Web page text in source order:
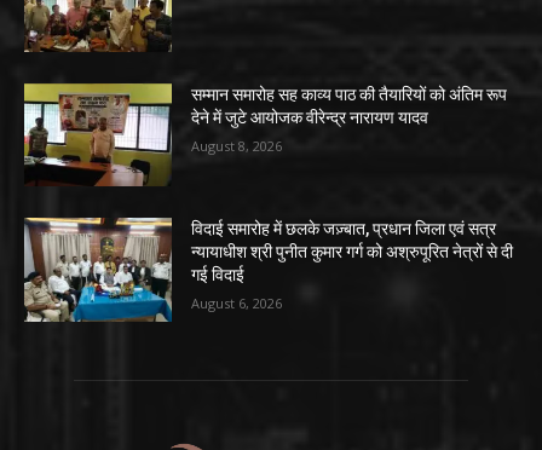
सम्मान समारोह सह काव्य पाठ की तैयारियों को अंतिम रूप
देने में जुटे आयोजक वीरेन्द्र नारायण यादव
August 8, 2026
विदाई समारोह में छलके जज़्बात, प्रधान जिला एवं सत्र
न्यायाधीश श्री पुनीत कुमार गर्ग को अश्रुपूरित नेत्रों से दी
गई विदाई
August 6, 2026